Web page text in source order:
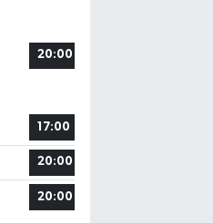
20:00
17:00
20:00
20:00